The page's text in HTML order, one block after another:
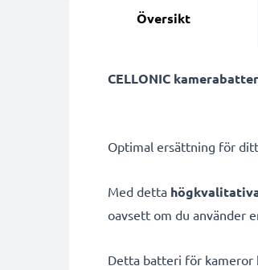
Översikt
CELLONIC
Optimal ersättning för
Med detta
oavsett om du använder
Detta batteri för kameror